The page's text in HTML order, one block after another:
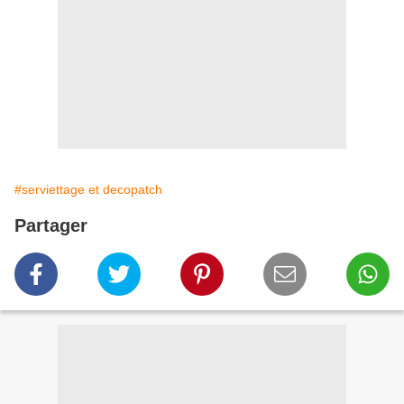
#serviettage et decopatch
Partager